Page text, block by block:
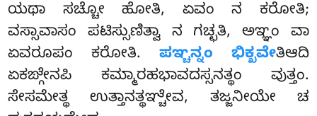
ಯಥಾ ಸಚ್ಚೋ ಹೋತಿ, ಏವಂನ ಕರೋತಿ;
ವಸ್ಸಾವಾಸಂ ಪಟಿಸ್ಸುಣಿತ್ವಾ ನ ಗಚ್ಛತಿ, ಅಞ್ಞಂ ವಾ
ಏವರೂಪಂ ಕರೋತಿ. ಪಞ್ಚನ್ನಂ ಭಿಕ್ಖವೇತಿಆದಿ
ಏಕಙ್ಗೇನಪಿ ಕಮ್ಮಾರಹಭಾವದಸ್ಸನತ್ಥಂ ವುತ್ತಂ.
ಸೇಸಮೇತ್ಥ ಉತ್ತಾನತ್ಥಞ್ಚೇವ, ತಜ್ಜನೀಯೇ ಚ